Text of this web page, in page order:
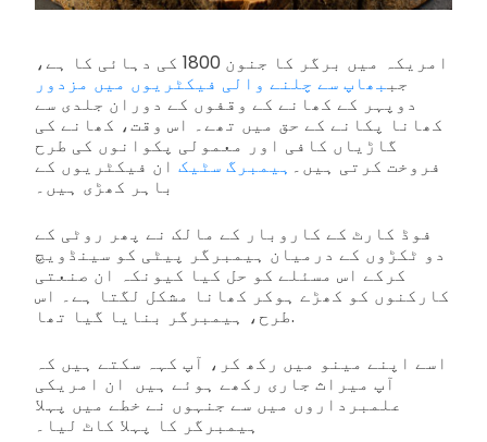
امریکہ میں برگر کا جنون 1800 کی دہائی کا ہے،
جببھاپ سے چلنے والی فیکٹریوں میں مزدور
دوپہر کے کھانے کے وقفوں کے دوران جلدی سے
کھانا پکانے کے حق میں تھے۔ اس وقت، کھانے کی
گاڑیاں کافی اور معمولی پکوانوں کی طرح
فروخت کرتی ہیں۔ ہیمبرگ سٹیک ان فیکٹریوں کے
باہر کھڑی ہیں۔
فوڈ کارٹ کے کاروبار کے مالک نے پھر روٹی کے
دو ٹکڑوں کے درمیان ہیمبرگر پیٹی کو سینڈویچ
کرکے اس مسئلے کو حل کیا کیونکہ ان صنعتی
کارکنوں کو کھڑے ہوکر کھانا مشکل لگتا ہے۔ اس
طرح، ہیمبرگر بنایا گیا تھا.
اسے اپنے مینو میں رکھ کر، آپ کہہ سکتے ہیں کہ
آپ میراث جاری رکھے ہوئے ہیں ان امریکی
علمبرداروں میں سے جنہوں نے خطے میں پہلا
ہیمبرگر کا پہلا کاٹ لیا۔